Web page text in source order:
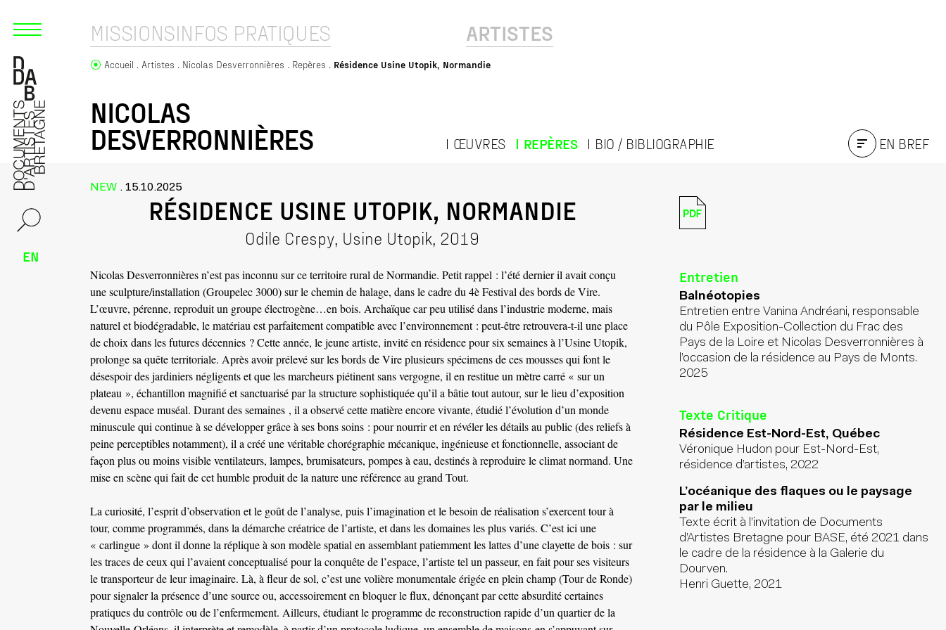
EN
MISSIONSINFOS PRATIQUES ARTISTES
Accueil Artistes Nicolas Desverronnières Repères Résidence Usine Utopik, Normandie
NICOLAS
DESVERRONNIÈRES ŒUVRES REPÈRES BIO / BIBLIOGRAPHIE EN BREF
NEW . 15.10.2025
RÉSIDENCE USINE UTOPIK, NORMANDIE
Odile Crespy, Usine Utopik, 2019
Nicolas Desverronnières n’est pas inconnu sur ce territoire rural de Normandie. Petit rappel : l’été dernier il avait conçu
une sculpture/installation (Groupelec 3000) sur le chemin de halage, dans le cadre du 4è Festival des bords de Vire.
L’œuvre, pérenne, reproduit un groupe électrogène…en bois. Archaïque car peu utilisé dans l’industrie moderne, mais
naturel et biodégradable, le matériau est parfaitement compatible avec l’environnement : peut-être retrouvera-t-il une place
de choix dans les futures décennies ? Cette année, le jeune artiste, invité en résidence pour six semaines à l’Usine Utopik,
prolonge sa quête territoriale. Après avoir prélevé sur les bords de Vire plusieurs spécimens de ces mousses qui font le
désespoir des jardiniers négligents et que les marcheurs piétinent sans vergogne, il en restitue un mètre carré « sur un
plateau », échantillon magnifié et sanctuarisé par la structure sophistiquée qu’il a bâtie tout autour, sur le lieu d’exposition
devenu espace muséal. Durant des semaines , il a observé cette matière encore vivante, étudié l’évolution d’un monde
minuscule qui continue à se développer grâce à ses bons soins : pour nourrir et en révéler les détails au public (des reliefs à
peine perceptibles notamment), il a créé une véritable chorégraphie mécanique, ingénieuse et fonctionnelle, associant de
façon plus ou moins visible ventilateurs, lampes, brumisateurs, pompes à eau, destinés à reproduire le climat normand. Une
mise en scène qui fait de cet humble produit de la nature une référence au grand Tout.
La curiosité, l’esprit d’observation et le goût de l’analyse, puis l’imagination et le besoin de réalisation s’exercent tour à
tour, comme programmés, dans la démarche créatrice de l’artiste, et dans les domaines les plus variés. C’est ici une
« carlingue » dont il donne la réplique à son modèle spatial en assemblant patiemment les lattes d’une clayette de bois : sur
les traces de ceux qui l’avaient conceptualisé pour la conquête de l’espace, l’artiste tel un passeur, en fait pour ses visiteurs
le transporteur de leur imaginaire. Là, à fleur de sol, c’est une volière monumentale érigée en plein champ (Tour de Ronde)
pour signaler la présence d’une source ou, accessoirement en bloquer le flux, dénonçant par cette absurdité certaines
pratiques du contrôle ou de l’enfermement. Ailleurs, étudiant le programme de reconstruction rapide d’un quartier de la
Entretien
Balnéotopies
Entretien entre Vanina Andréani, responsable
du Pôle Exposition-Collection du Frac des
Pays de la Loire et Nicolas Desverronnières à
l’occasion de la résidence au Pays de Monts.
2025
Texte Critique
Résidence Est-Nord-Est, Québec
Véronique Hudon pour Est-Nord-Est,
résidence d’artistes, 2022
L’océanique des flaques ou le paysage
par le milieu
Texte écrit à l’invitation de Documents
d’Artistes Bretagne pour BASE, été 2021 dans
le cadre de la résidence à la Galerie du
Dourven.
Henri Guette, 2021